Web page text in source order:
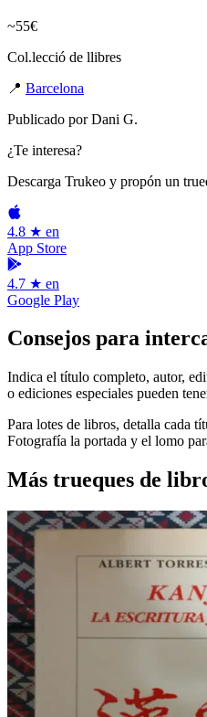
~55€
Col.lecció de llibres
📍 Barcelona
Publicado porDani G.
¿Te interesa?
Descarga Trukeo y propón un
4.8 ★ en
App Store
4.7 ★ en
Google Play
Consejos para
Indica el título completo, autor,
o ediciones especiales pueden
Para lotes de libros, detalla cada
Fotografía la portada y el lomo
Más trueques de